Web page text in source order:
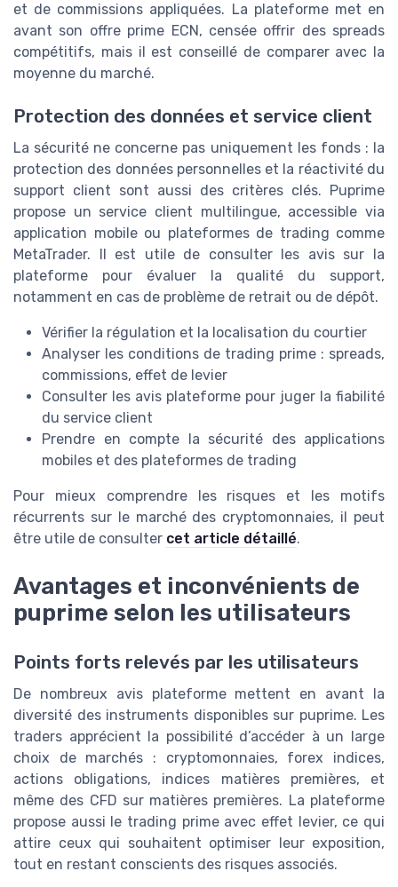
et de commissions appliquées. La plateforme met en
avant son offre prime ECN, censée offrir des spreads
compétitifs, mais il est conseillé de comparer avec la
moyenne du marché.
Protection des données et service client
La sécurité ne concerne pas uniquement les fonds : la
protection des données personnelles et la réactivité du
support client sont aussi des critères clés. Puprime
propose un service client multilingue, accessible via
application mobile ou plateformes de trading comme
MetaTrader. Il est utile de consulter les avis sur la
plateforme pour évaluer la qualité du support,
notamment en cas de problème de retrait ou de dépôt.
Vérifier la régulation et la localisation du courtier
Analyser les conditions de trading prime : spreads,
commissions, effet de levier
Consulter les avis plateforme pour juger la fiabilité
du service client
Prendre en compte la sécurité des applications
mobiles et des plateformes de trading
Pour mieux comprendre les risques et les motifs
récurrents sur le marché des cryptomonnaies, il peut
être utile de consulter cet article détaillé.
Avantages et inconvénients de
puprime selon les utilisateurs
Points forts relevés par les utilisateurs
De nombreux avis plateforme mettent en avant la
diversité des instruments disponibles sur puprime. Les
traders apprécient la possibilité d’accéder à un large
choix de marchés : cryptomonnaies, forex indices,
actions obligations, indices matières premières, et
même des CFD sur matières premières. La plateforme
propose aussi le trading prime avec effet levier, ce qui
attire ceux qui souhaitent optimiser leur exposition,
tout en restant conscients des risques associés.